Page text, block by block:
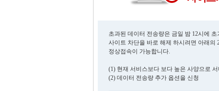
초과된 데이터 전송량은 금일 밤 12시에
사이트 차단을 바로 해제 하시려면 아래의
정상접속이 가능합니다.
(1) 현재 서비스보다 보다 높은 사양으로
(2) 데이터 전송량 추가 옵션을 신청